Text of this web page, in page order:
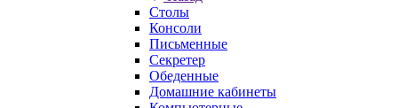
Столы
Консоли
Письменные
Секретер
Обеденные
Домашние кабинеты